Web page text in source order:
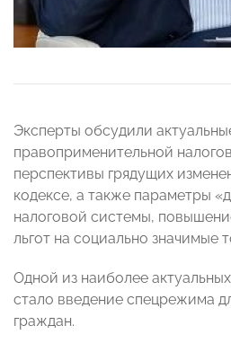
Эксперты обсудили
правоприменительной
перспективы грядущих
кодексе, а также параметры
налоговой системы,
льгот на социально значимые
Одной из наиболее
стало введение спецрежима
граждан.